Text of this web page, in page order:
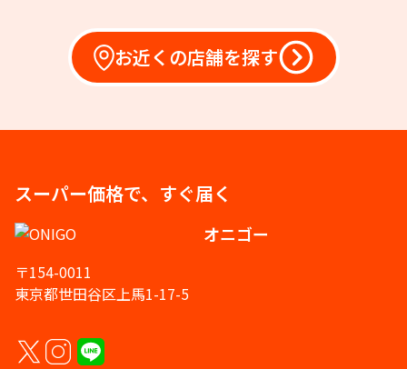
お近くの店舗を探す
スーパー価格で、すぐ届く
オニゴー
〒154-0011
東京都世田谷区上馬1-17-5